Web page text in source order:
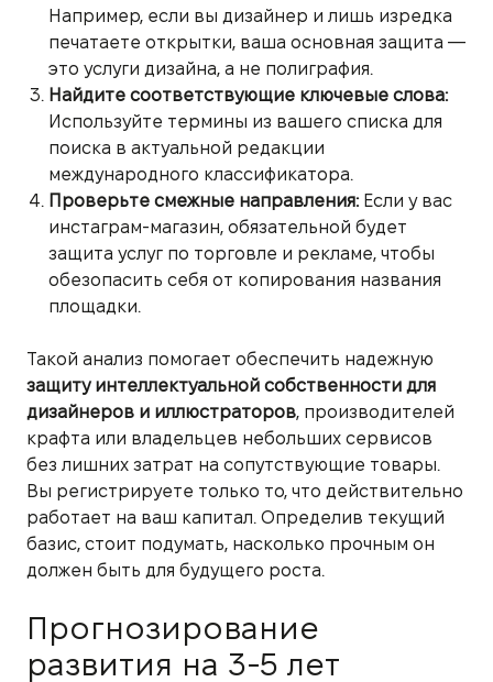
Например, если вы дизайнер и лишь изредка
печатаете открытки, ваша основная защита —
это услуги дизайна, а не полиграфия.
Найдите соответствующие ключевые слова:
Используйте термины из вашего списка для
поиска в актуальной редакции
международного классификатора.
Проверьте смежные направления:Если у вас
инстаграм-магазин, обязательной будет
защита услуг по торговле и рекламе, чтобы
обезопасить себя от копирования названия
площадки.
Такой анализ помогает обеспечить надежную
защиту интеллектуальной собственности для
дизайнеров и иллюстраторов, производителей
крафта или владельцев небольших сервисов
без лишних затрат на сопутствующие товары.
Вы регистрируете только то, что действительно
работает на ваш капитал. Определив текущий
базис, стоит подумать, насколько прочным он
должен быть для будущего роста.
Прогнозирование
развития на 3-5 лет